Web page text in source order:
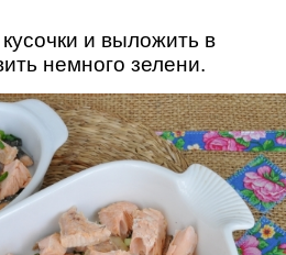
и выложить в
немного зелени.